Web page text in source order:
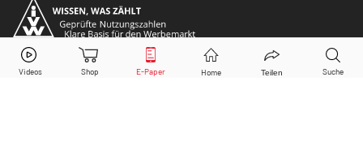
BMW Aktie jetzt handeln?